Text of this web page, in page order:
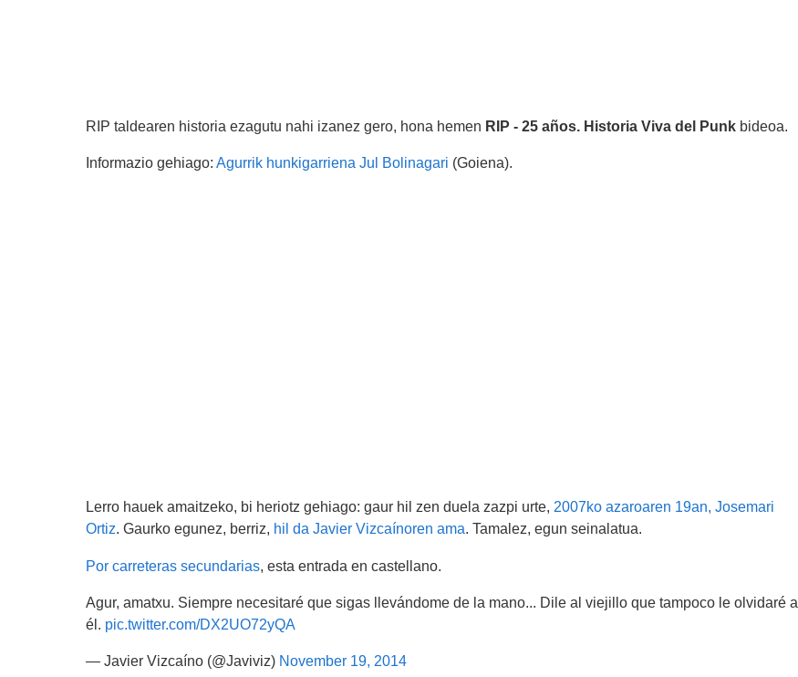
RIP taldearen historia ezagutu nahi izanez gero, hona hemen RIP - 25 años. Historia Viva del Punkbideoa.
Informazio gehiago: Agurrik hunkigarriena Jul Bolinagari (Goiena).
Lerro hauek amaitzeko, bi heriotz gehiago: gaur hil zen duela zazpi urte, 2007ko azaroaren 19an, Josemari
Ortiz. Gaurko egunez, berriz, hil da Javier Vizcaínoren ama. Tamalez, egun seinalatua.
Por carreteras secundarias, esta entrada en castellano.
Agur, amatxu. Siempre necesitaré que sigas llevándome de la mano... Dile al viejillo que tampoco le olvidaré a
él. pic.twitter.com/DX2UO72yQA
— Javier Vizcaíno (@Javiviz) November 19, 2014